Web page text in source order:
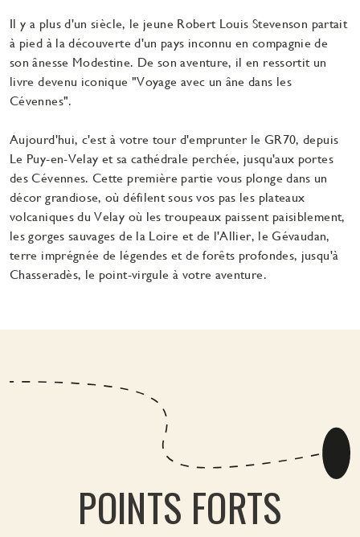
Il y a plus d'un siècle, le jeune Robert Louis Stevenson partait
à pied à la découverte d'un pays inconnu en compagnie de
son ânesse Modestine. De son aventure, il en ressortit un
livre devenu iconique "Voyage avec un âne dans les
Cévennes".
Aujourd'hui, c'est à votre tour d'emprunter le GR70, depuis
Le Puy-en-Velay et sa cathédrale perchée, jusqu'aux portes
des Cévennes. Cette première partie vous plonge dans un
décor grandiose, où défilent sous vos pas les plateaux
volcaniques du Velay où les troupeaux paissent paisiblement,
les gorges sauvages de la Loire et de l'Allier, le Gévaudan,
terre imprégnée de légendes et de forêts profondes, jusqu'à
Chasseradès, le point-virgule à votre aventure.
POINTS FORTS